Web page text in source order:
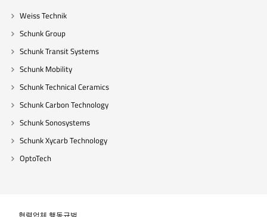
Weiss Technik
Schunk Group
Schunk Transit Systems
Schunk Mobility
Schunk Technical Ceramics
Schunk Carbon Technology
Schunk Sonosystems
Schunk Xycarb Technology
OptoTech